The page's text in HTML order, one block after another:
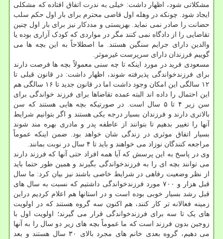
مشکلاتی شود، اظهار داشت: خیلی به ندرت اتفاق افتاده که مشکلی
ایجاد شود. چونکه در وهله اول قاضی محترم برای بار اول حکم سلب
حضانت را صادر نمی نماید. بهزیستی و مددکار نیز برای بار اول چنین
تقاضایی را از دادگاه نمی کنند مگر در مواردی که کودک آزاری بوده یا
والدین دارای جرایم سنگین هستند. ما اصطلاحاً به این بچه ها می
گوییم فرزندان دارای سرپرست غیرموثر.
مسعودی فرید در مورد اینکه تا چه سنی معمولاً بچه ها فرصت دارند
برای فرزندخواندگی پذیرفته شوند، اظهار داشت: در قانون قبلی تا
۱۲ سالگی این امکان وجود داشت اما در قانون جدید تا ۱۶ سالگی هم
این احتمال را داده اند البته عمده تقاضاها برای فرزند خواندگی برای
سن زیر ۴ تا ۵ سال است. در صورتیکه بچه هایی هستند که سن
بالاتری دارند و فرزندان بسیار درجه یکی هستند و اگر بتوانیم شرایط
آنها را تغییر بدهیم تا بتوانند از عاطفه پدر و مادری بهره مند شوند
بسیار اتفاق موثری در زندگی شان خواهد بود. ضمن اینکه عموماً
مراجعه کنندگان نوزاد می خواهند و باید تا ۴ سال در نوبت بمانند.
وی در پاسخ به این پرسش که آیا همه افراد حتی آنها که فرزند دارند
می توانند بچه ای را به فرزندخواندگی بگیرند و همین طور حتما باید
از نظر وضعیت رفاهی در شرایط خاصی باشند نیز بیان کرد: ما سال
قبل هزار و ۷۰۰ مورد فرزندخواندگی داشتیم که نسبت به سال های
قبل رشد بسیار خوبی بوده است و در استانها هم اعلام کردیم دراین
زمینه فعالانه تر کار کنند، هم اکنون سه گروه هستند که در اولویت
های یک تا سه برای فرزندخواندگی قرار می گیرند؛ اولویت اول با
زوجین بدون فرزند است که ما عموماً بچه های زیر دو سال را به آنها
می دهیم، گروه بعدی خانم های مجرد بالای ۳۰ سال هستند و بعد